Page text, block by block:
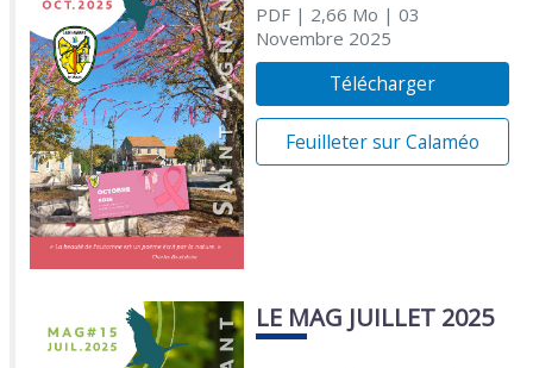
PDF| 2,66 Mo | 03
Novembre 2025
Télécharger
Feuilleter sur Calaméo
LE MAG JUILLET 2025